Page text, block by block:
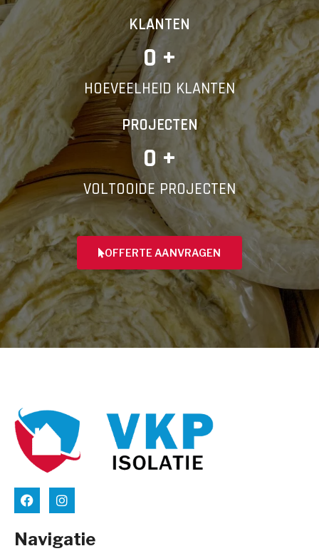
KLANTEN
0 +
HOEVEELHEID KLANTEN
PROJECTEN
0 +
VOLTOOIDE PROJECTEN
OFFERTE AANVRAGEN
Navigatie